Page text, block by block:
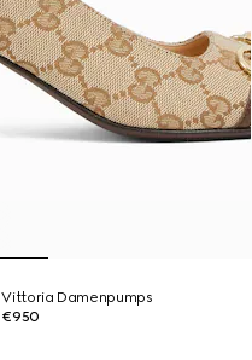
Vittoria Damenpumps
€950